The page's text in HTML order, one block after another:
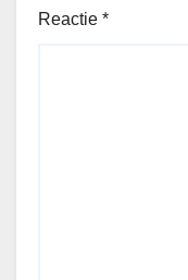
Reactie *